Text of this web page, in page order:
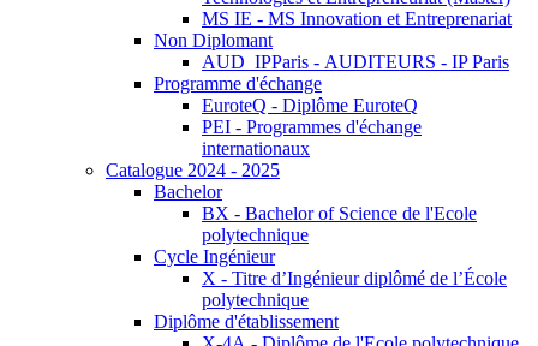
MS IE - MS Innovation et Entreprenariat
Non Diplomant
AUD_IPParis - AUDITEURS - IP Paris
Programme d'échange
EuroteQ - Diplôme EuroteQ
PEI - Programmes d'échange
internationaux
Catalogue 2024 - 2025
Bachelor
BX - Bachelor of Science de l'Ecole
polytechnique
Cycle Ingénieur
X - Titre d’Ingénieur diplômé de l’École
polytechnique
Diplôme d'établissement